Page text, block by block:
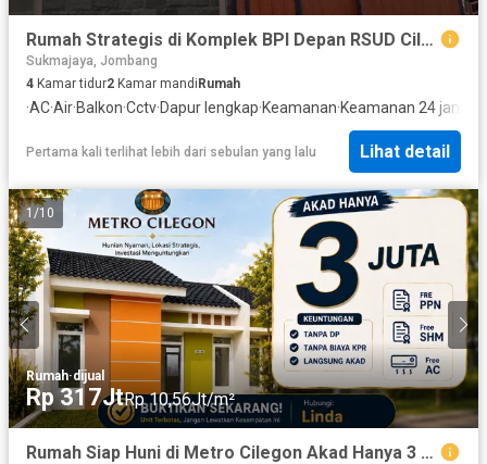
Rumah Strategis di Komplek BPI Depan RSUD Cilegon
Sukmajaya, Jombang
4 Kamar tidur2 Kamar mandi Rumah
·AC·Air·Balkon·Cctv·Dapur lengkap·Keamanan·Keamanan 24 jam
Pertama kali terlihat lebih dari sebulan yang lalu Lihat detail
1 /10
Rumah·dijual
Rp 317JtRp 10,56Jt/m²
Rumah Siap Huni di Metro Cilegon Akad Hanya 3 Juta Free PPN, SHM & AC